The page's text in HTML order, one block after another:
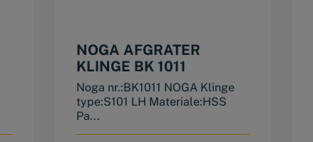
NOGA AFGRATER
KLINGE BK 1011
Noga nr.:BK1011 NOGA Klinge
type:S101 LH Materiale:HSS
Pa...